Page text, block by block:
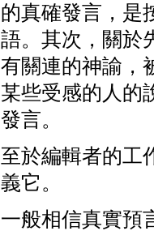
的真確發言，是
語。其次，關於
有關連的神諭，
某些受感的人的
發言。
至於編輯者的工
義它。
一般相信真實預